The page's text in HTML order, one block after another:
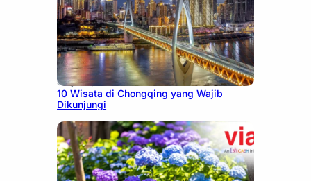
July 30, 2026
10 Wisata di Chongqing yang Wajib
Dikunjungi